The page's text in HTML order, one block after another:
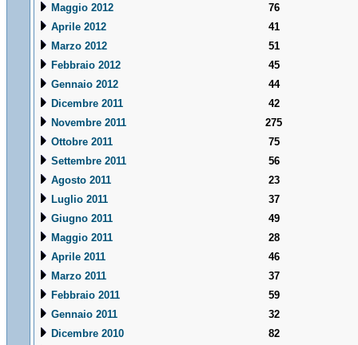
Maggio 2012
76
Aprile 2012
41
Marzo 2012
51
Febbraio 2012
45
Gennaio 2012
44
Dicembre 2011
42
Novembre 2011
275
Ottobre 2011
75
Settembre 2011
56
Agosto 2011
23
Luglio 2011
37
Giugno 2011
49
Maggio 2011
28
Aprile 2011
46
Marzo 2011
37
Febbraio 2011
59
Gennaio 2011
32
Dicembre 2010
82